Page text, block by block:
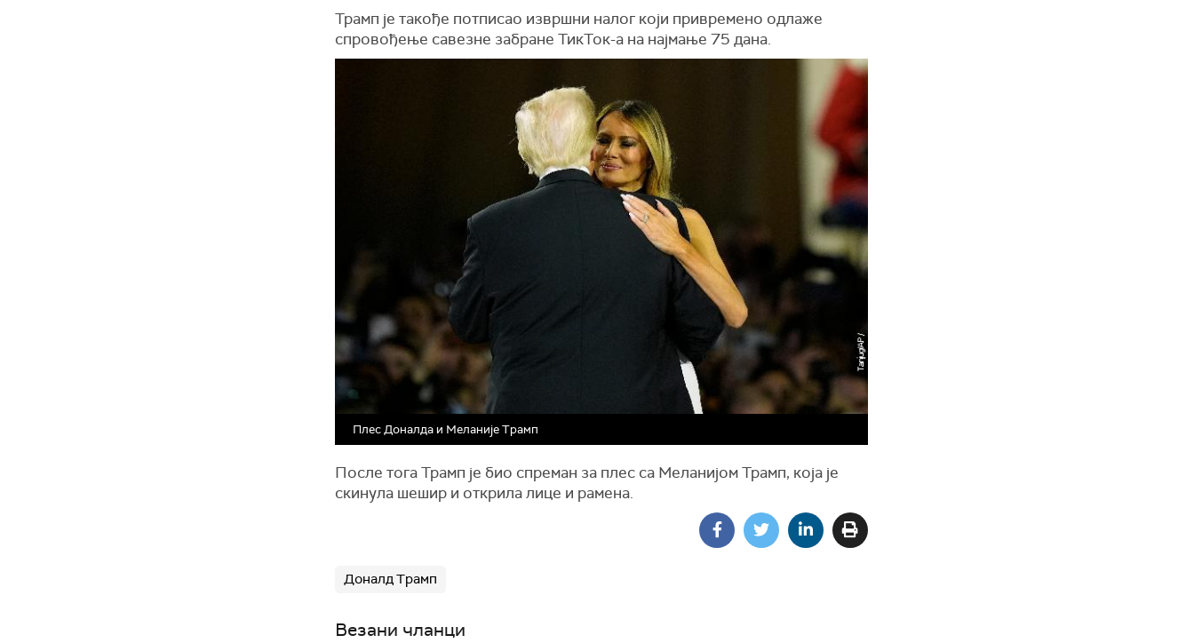
Трамп је такође потписао извршни налог који привремено одлаже
спровођење савезне забране ТикТок-а на најмање 75 дана.
Плес Доналда и Меланије Трамп
После тога Трамп је био спреман за плес са Меланијом Трамп, која је
скинула шешир и открила лице и рамена.
Доналд Трамп
Везани чланци